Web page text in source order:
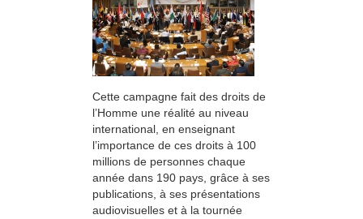
Cette campagne fait des droits de
l’Homme une réalité au niveau
international, en enseignant
l’importance de ces droits à 100
millions de personnes chaque
année dans 190 pays, grâce à ses
publications, à ses présentations
audiovisuelles et à la tournée